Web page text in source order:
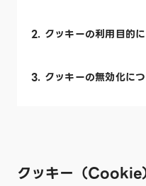
2. クッキーの利用目的
3. クッキーの無効化に
クッキー（Cookie